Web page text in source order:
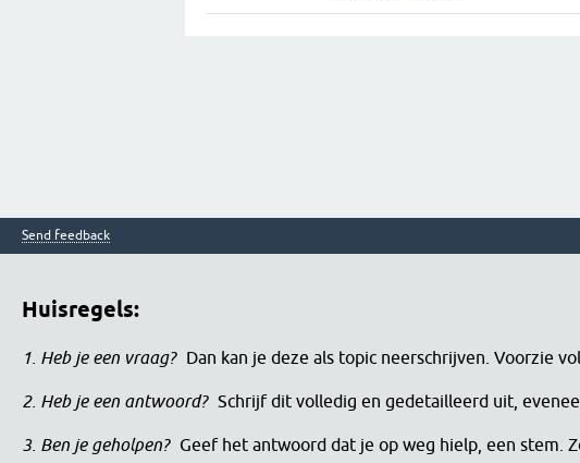
Send feedback
Huisregels:
1. Heb je een vraag? Dan kan je deze als topic neerschrijven. Voorzie
2. Heb je een antwoord? Schrijf dit volledig en gedetailleerd uit,
3. Ben je geholpen? Geef het antwoord dat je op weg hielp, een stem.